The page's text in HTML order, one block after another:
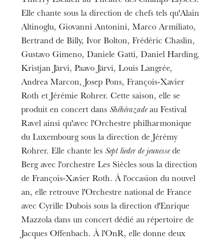
Elle chante sous la direction de chefs tels qu'Alain
Altinoglu, Giovanni Antonini, Marco Armiliato,
Bertrand de Billy, Ivor Bolton, Frédéric Chaslin,
Gustavo Gimeno, Daniele Gatti, Daniel Harding,
Kristjan Järvi, Paavo Järvi, Louis Langrée,
Andrea Marcon, Josep Pons, François-Xavier
Roth et Jérémie Rohrer. Cette saison, elle se
produit en concert dans Shéhérazadeau Festival
Ravel ainsi qu'avec l'Orchestre philharmonique
du Luxembourg sous la direction de Jérémy
Rohrer. Elle chante les Sept lieder de jeunessede
Berg avec l'orchestre Les Siècles sous la direction
de François-Xavier Roth. À l'occasion du nouvel
an, elle retrouve l'Orchestre national de France
avec Cyrille Dubois sous la direction d'Enrique
Mazzola dans un concert dédié au répertoire de
Jacques Offenbach. À l'OnR, elle donne deux